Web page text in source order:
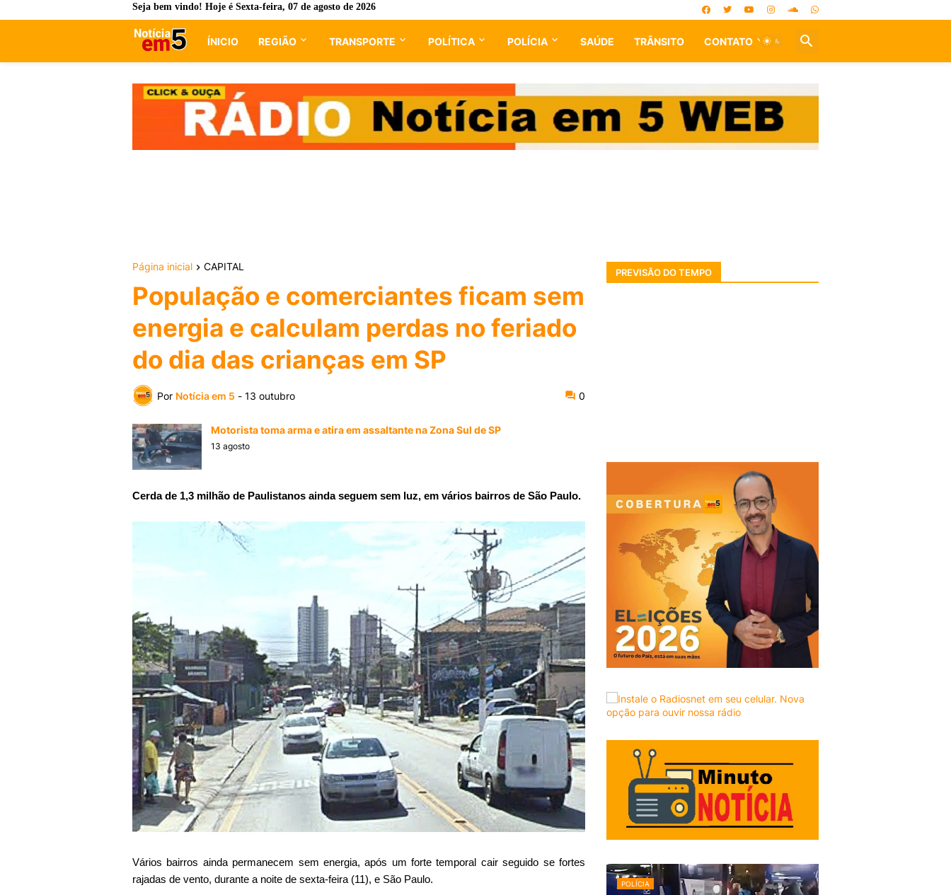
Seja bem vindo! Hoje é Sexta-feira, 07 de agosto de 2026
ÍNICIO REGIÃO TRANSPORTE POLÍTICA POLÍCIA SAÚDE TRÂNSITO CONTATO
Página inicial CAPITAL
População e comerciantes ficam sem
energia e calculam perdas no feriado
do dia das crianças em SP
Por Notícia em 5 - 13 outubro 0
Motorista toma arma e atira em assaltante na Zona Sul de SP
13 agosto
Cerda de 1,3 milhão de Paulistanos ainda seguem sem luz, em vários bairros de São Paulo.
Vários bairros ainda permanecem sem energia, após um forte temporal cair seguido se fortes
rajadas de vento, durante a noite de sexta-feira (11), e São Paulo.
PREVISÃO DO TEMPO
POLÍCIA